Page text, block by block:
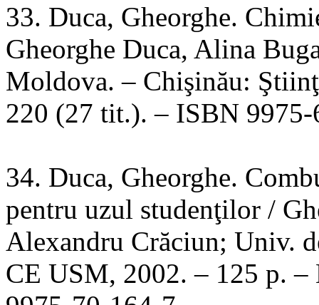
33. Duca, Gheorghe.
Gheorghe Duca, Alina
Moldova. – Chişinău:
220 (27 tit.). – ISBN
34. Duca, Gheorghe.
pentru uzul studenţilor /
Alexandru Crăciun; Univ.
CE USM, 2002. – 125 p.